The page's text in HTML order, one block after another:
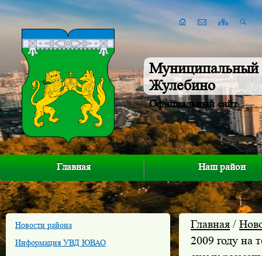
Муниципальный
Жулебино
Официальный сайт
Главная Наш район
Новости района
Информация УВД ЮВАО
Главная /
2009 году на